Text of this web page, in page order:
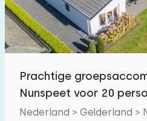
Prachtige
Nunspeet voor 20
Nederland > Gelderland >